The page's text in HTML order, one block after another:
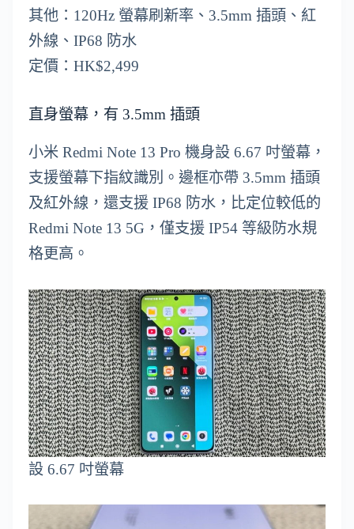
其他：120Hz 螢幕刷新率、3.5mm 插頭、紅
外線、IP68 防水
定價：HK$2,499
直身螢幕，有 3.5mm 插頭
小米 Redmi Note 13 Pro 機身設 6.67 吋螢幕，
支援螢幕下指紋識別。邊框亦帶 3.5mm 插頭
及紅外線，還支援 IP68 防水，比定位較低的
Redmi Note 13 5G，僅支援 IP54 等級防水規
格更高。
設 6.67 吋螢幕